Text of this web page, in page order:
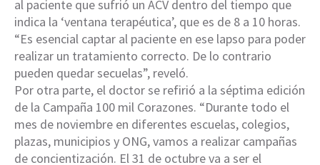
al paciente que sufrió un ACV dentro del tiempo que
indica la ‘ventana terapéutica’, que es de 8 a 10 horas.
“Es esencial captar al paciente en ese lapso para poder
realizar un tratamiento correcto. De lo contrario
pueden quedar secuelas”, reveló.
Por otra parte, el doctor se refirió a la séptima edición
de la Campaña 100 mil Corazones. “Durante todo el
mes de noviembre en diferentes escuelas, colegios,
plazas, municipios y ONG, vamos a realizar campañas
de concientización. El 31 de octubre va a ser el